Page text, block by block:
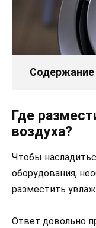
Содержание
Где
воздуха?
Чтобы
оборудования,
разместить
Ответ довольно